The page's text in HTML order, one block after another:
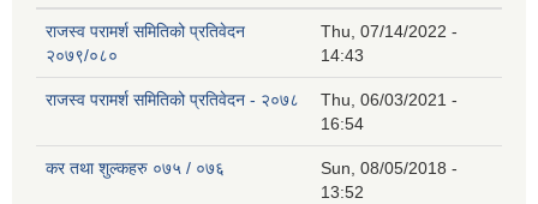
राजस्व परामर्श समितिको प्रतिवेदन
२०७९/०८०
Thu, 07/14/2022 -
14:43
राजस्व परामर्श समितिको प्रतिवेदन - २०७८
Thu, 06/03/2021 -
16:54
कर तथा शुल्कहरु ०७५ / ०७६
Sun, 08/05/2018 -
13:52